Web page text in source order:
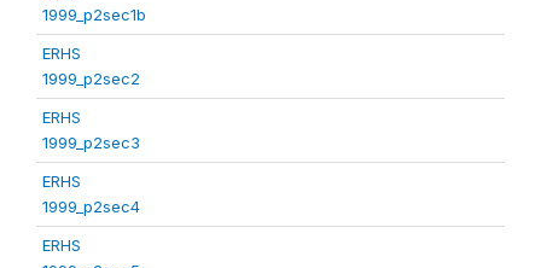
1999_p2sec1b
ERHS
1999_p2sec2
ERHS
1999_p2sec3
ERHS
1999_p2sec4
ERHS